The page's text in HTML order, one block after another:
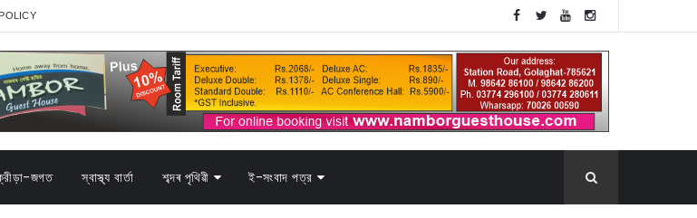
জগত স্বাস্থ্য বাৰ্তা শব্দৰ পৃথিৱী ই-সংবাদ পত্র